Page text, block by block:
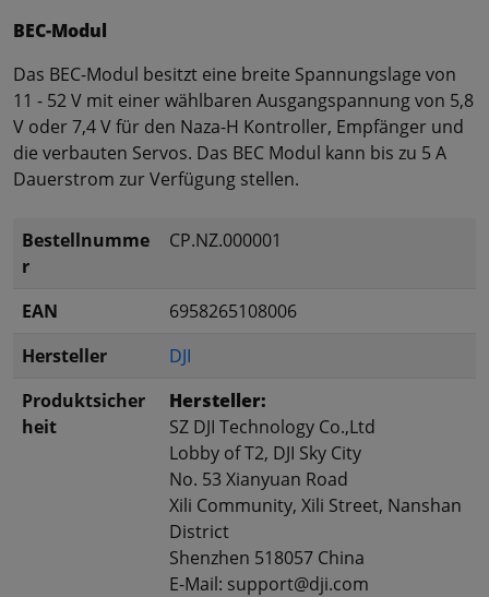
BEC-Modul
Das BEC-Modul besitzt eine breite Spannungslage von
11 - 52 V mit einer wählbaren Ausgangspannung von 5,8
V oder 7,4 V für den Naza-H Kontroller, Empfänger und
die verbauten Servos. Das BEC Modul kann bis zu 5 A
Dauerstrom zur Verfügung stellen.
Bestellnumme
r
CP.NZ.000001
EAN
6958265108006
Hersteller
DJI
Produktsicher
heit
Hersteller:
SZ DJI Technology Co.,Ltd
Lobby of T2, DJI Sky City
No. 53 Xianyuan Road
Xili Community, Xili Street, Nanshan
District
Shenzhen 518057 China
E-Mail: support@dji.com